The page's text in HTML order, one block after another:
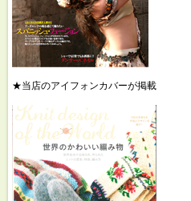
★当店のアイフォンカバーが掲載